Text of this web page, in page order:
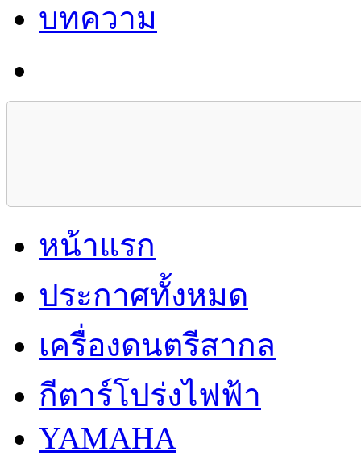
บทความ
หน้าแรก
ประกาศทั้งหมด
เครื่องดนตรีสากล
กีตาร์โปร่งไฟฟ้า
YAMAHA